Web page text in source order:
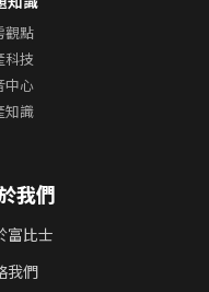
觀點
科技
中心
知識
我們
富比士
我們